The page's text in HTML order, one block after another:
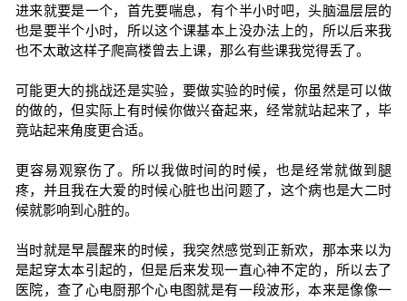
进来就要是一个，首先要喘息，有个半小时吧，头脑温层层的
也是要半个小时，所以这个课基本上没办法上的，所以后来我
也不太敢这样子爬高楼曾去上课，那么有些课我觉得丢了。
可能更大的挑战还是实验，要做实验的时候，你虽然是可以做
的做的，但实际上有时候你做兴奋起来，经常就站起来了，毕
竟站起来角度更合适。
更容易观察伤了。所以我做时间的时候，也是经常就做到腿
疼，并且我在大爱的时候心脏也出问题了，这个病也是大二时
候就影响到心脏的。
当时就是早晨醒来的时候，我突然感觉到正新欢，那本来以为
是起穿太本引起的，但是后来发现一直心神不定的，所以去了
医院，查了心电厨那个心电图就是有一段波形，本来是像像一